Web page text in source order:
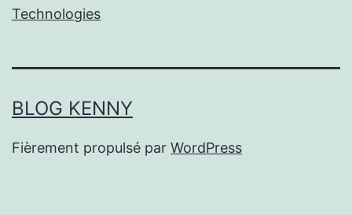
Technologies
BLOG KENNY
Fièrement propulsé par WordPress